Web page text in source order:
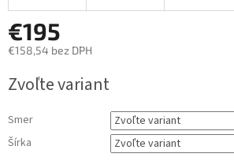
€195
€158,54 bez DPH
cena:
Zvoľte variant
Smer
Šírka